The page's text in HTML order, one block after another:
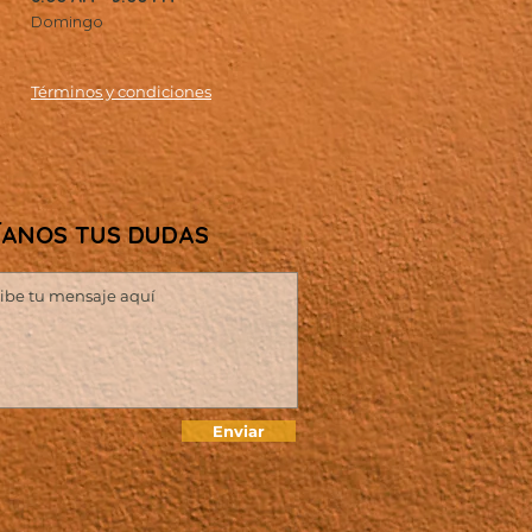
Domingo
Términosy condiciones
TUS DUDAS
Enviar